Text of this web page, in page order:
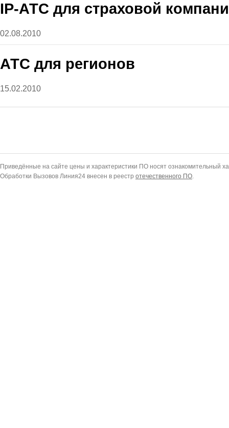
IP-АТС для страховой
02.08.2010
АТС для регионов
15.02.2010
Приведённые на сайте цены и характеристики ПО носят ознакомительный
Обработки Вызовов Линия24 внесен в реестр отечественного ПО.